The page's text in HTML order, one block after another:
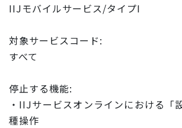
IIJモバイルサービス/タイプI
対象サービスコード:
すべて
停止する機能:
・IIJサービスオンラインにおける「
種操作